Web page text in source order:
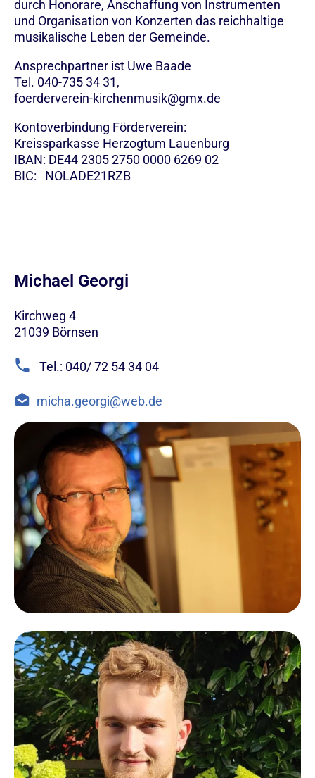
durch Honorare, Anschaffung von Instrumenten
und Organisation von Konzerten das reichhaltige
musikalische Leben der Gemeinde.
Ansprechpartner ist Uwe Baade
Tel. 040-735 34 31,
foerderverein-kirchenmusik@gmx.de
Kontoverbindung Förderverein:
Kreissparkasse Herzogtum Lauenburg
IBAN: DE44 2305 2750 0000 6269 02
BIC: NOLADE21RZB
Michael Georgi
Kirchweg 4
21039 Börnsen
Tel.: 040/ 72 54 34 04
micha.georgi@web.de